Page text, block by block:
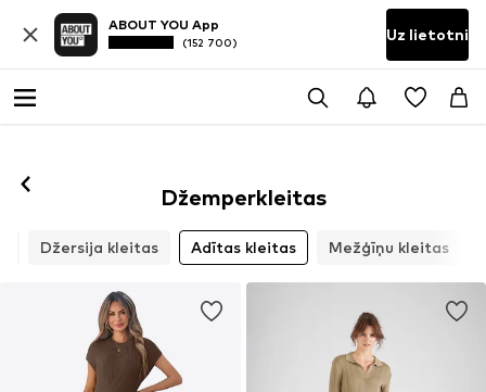
ABOUT YOU App
(152 700) Uz lietotni
Džemperkleitas
Džersija kleitas Adītas kleitas Mežģīņu kleitas